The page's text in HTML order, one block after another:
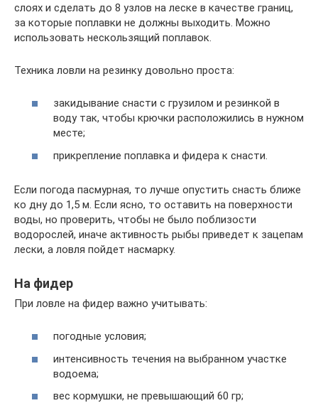
слоях и сделать до 8 узлов на леске в качестве границ,
за которые поплавки не должны выходить. Можно
использовать нескользящий поплавок.
Техника ловли на резинку довольно проста:
закидывание снасти с грузилом и резинкой в
воду так, чтобы крючки расположились в нужном
месте;
прикрепление поплавка и фидера к снасти.
Если погода пасмурная, то лучше опустить снасть ближе
ко дну до 1,5 м. Если ясно, то оставить на поверхности
воды, но проверить, чтобы не было поблизости
водорослей, иначе активность рыбы приведет к зацепам
лески, а ловля пойдет насмарку.
На фидер
При ловле на фидер важно учитывать:
погодные условия;
интенсивность течения на выбранном участке
водоема;
вес кормушки, не превышающий 60 гр;